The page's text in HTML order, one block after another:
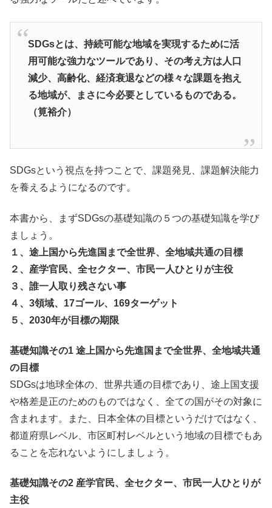
SDGsとは、持続可能な地域を実現するために活
用可能な強力なツールであり、その考え方は人口
減少、高齢化、経済衰退などの様々な課題を抱え
る地域が、まさに今必要としているものである。
（筧裕介）
SDGsという視点を持つことで、課題発見、課題解決能力
を養えるようになるのです。
本書から、まずSDGsの基礎知識の５つの基礎知識を学び
ましょう。
１、途上国から先進国まで全世界、全地域共通の目標
２、産学官民、全セクター、市民一人ひとりが主役
３、誰一人取り残さない事
４、3領域、17ゴール、169ターゲット
５、2030年が目標の期限
基礎知識その1 途上国から先進国まで全世界、全地域共通
の目標
SDGsは地球全体の、世界共通の目標であり、途上国支援
や格差是正のためのものではなく、全ての国がその対象に
含まれます。また、日本全体の目標というだけではなく、
都道府県レベル、市区町村レベルという地域の目標でもあ
ることを忘れないようにしましょう。
基礎知識その2 産学官民、全セクター、市民一人ひとりが
主役